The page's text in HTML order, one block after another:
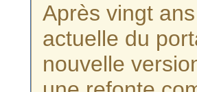
Après vingt
actuelle du
nouvelle